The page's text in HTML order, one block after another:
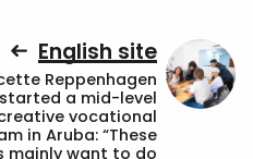
English site
Reppenhagen
started a mid-level
vocational
in Aruba: “These
mainly want to do